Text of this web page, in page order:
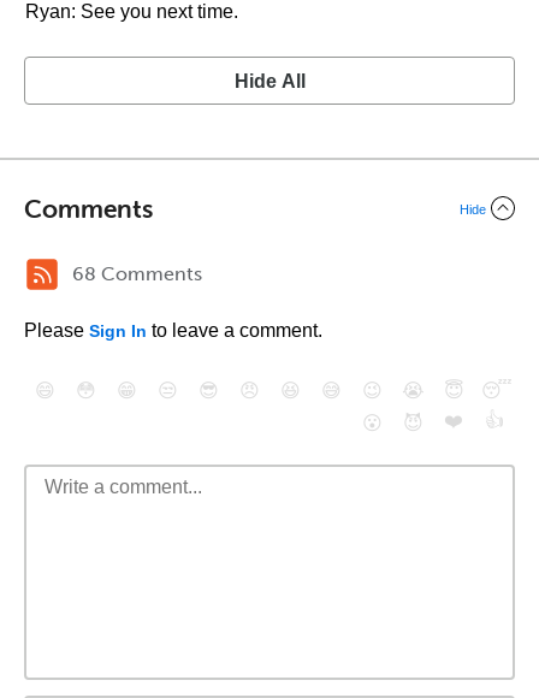
Ryan: See you next time.
Hide All
Comments Hide
68 Comments
Please Sign In to leave a comment.
😄 😳 😁 😒 😎 😠 😆 😅 😉 😭 😇
😴
😮
😈 ❤️ 👍